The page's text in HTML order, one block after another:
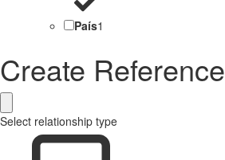
País1
Create Reference
Select relationship type